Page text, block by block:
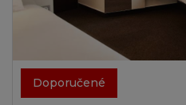
Doporučené